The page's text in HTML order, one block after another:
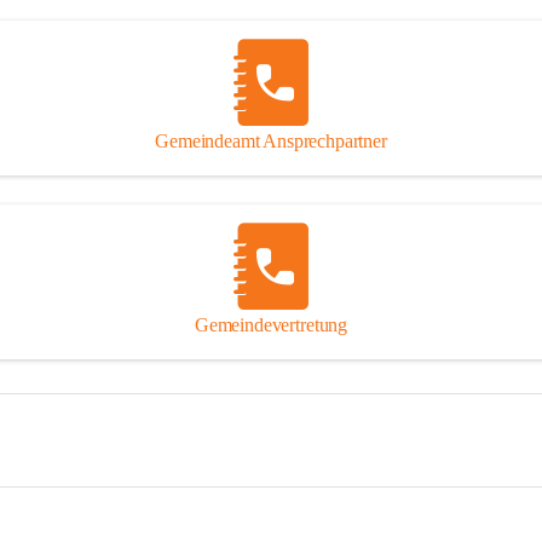
Gemeindeamt Ansprechpartner
Gemeindevertretung